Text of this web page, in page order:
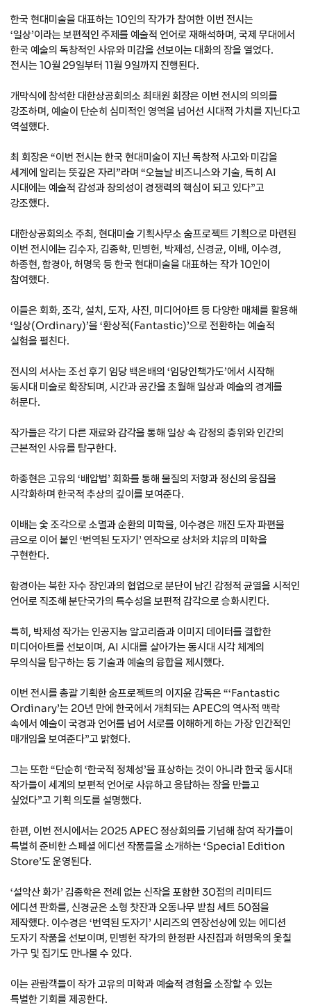
한국 현대미술을 대표하는 10인의 작가가 참여한 이번 전시는
‘일상’이라는 보편적인 주제를 예술적 언어로 재해석하며, 국제 무대에서
한국 예술의 독창적인 사유와 미감을 선보이는 대화의 장을 열었다.
전시는 10월 29일부터 11월 9일까지 진행된다.
개막식에 참석한 대한상공회의소 최태원 회장은 이번 전시의 의의를
강조하며, 예술이 단순히 심미적인 영역을 넘어선 시대적 가치를 지닌다고
역설했다.
최 회장은 “이번 전시는 한국 현대미술이 지닌 독창적 사고와 미감을
세계에 알리는 뜻깊은 자리”라며 “오늘날 비즈니스와 기술, 특히 AI
시대에는 예술적 감성과 창의성이 경쟁력의 핵심이 되고 있다”고
강조했다.
대한상공회의소 주최, 현대미술 기획사무소 숨프로젝트 기획으로 마련된
이번 전시에는 김수자, 김종학, 민병헌, 박제성, 신경균, 이배, 이수경,
하종현, 함경아, 허명욱 등 한국 현대미술을 대표하는 작가 10인이
참여했다.
이들은 회화, 조각, 설치, 도자, 사진, 미디어아트 등 다양한 매체를 활용해
‘일상(Ordinary)’을 ‘환상적(Fantastic)’으로 전환하는 예술적
실험을 펼친다.
전시의 서사는 조선 후기 임당 백은배의 ‘임당인책가도’에서 시작해
동시대 미술로 확장되며, 시간과 공간을 초월해 일상과 예술의 경계를
허문다.
작가들은 각기 다른 재료와 감각을 통해 일상 속 감정의 층위와 인간의
근본적인 사유를 탐구한다.
하종현은 고유의 ‘배압법’ 회화를 통해 물질의 저항과 정신의 응집을
시각화하며 한국적 추상의 깊이를 보여준다.
이배는 숯 조각으로 소멸과 순환의 미학을, 이수경은 깨진 도자 파편을
금으로 이어 붙인 ‘번역된 도자기’ 연작으로 상처와 치유의 미학을
구현한다.
함경아는 북한 자수 장인과의 협업으로 분단이 남긴 감정적 균열을 시적인
언어로 직조해 분단국가의 특수성을 보편적 감각으로 승화시킨다.
특히, 박제성 작가는 인공지능 알고리즘과 이미지 데이터를 결합한
미디어아트를 선보이며, AI 시대를 살아가는 동시대 시각 체계의
무의식을 탐구하는 등 기술과 예술의 융합을 제시했다.
이번 전시를 총괄 기획한 숨프로젝트의 이지윤 감독은 “‘Fantastic
Ordinary’는 20년 만에 한국에서 개최되는 APEC의 역사적 맥락
속에서 예술이 국경과 언어를 넘어 서로를 이해하게 하는 가장 인간적인
매개임을 보여준다”고 밝혔다.
그는 또한 “단순히 ‘한국적 정체성’을 표상하는 것이 아니라 한국 동시대
작가들이 세계의 보편적 언어로 사유하고 응답하는 장을 만들고
싶었다”고 기획 의도를 설명했다.
한편, 이번 전시에서는 2025 APEC 정상회의를 기념해 참여 작가들이
특별히 준비한 스페셜 에디션 작품들을 소개하는 ‘Special Edition
Store’도 운영된다.
‘설악산 화가’ 김종학은 전례 없는 신작을 포함한 30점의 리미티드
에디션 판화를, 신경균은 소형 찻잔과 오동나무 받침 세트 50점을
제작했다. 이수경은 ‘번역된 도자기’ 시리즈의 연장선상에 있는 에디션
도자기 작품을 선보이며, 민병헌 작가의 한정판 사진집과 허명욱의 옻칠
가구 및 집기도 만나볼 수 있다.
이는 관람객들이 작가 고유의 미학과 예술적 경험을 소장할 수 있는
특별한 기회를 제공한다.